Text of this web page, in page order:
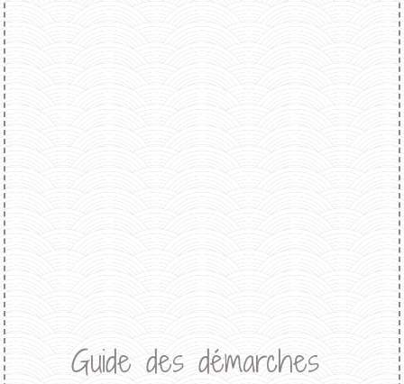
Guide des démarches